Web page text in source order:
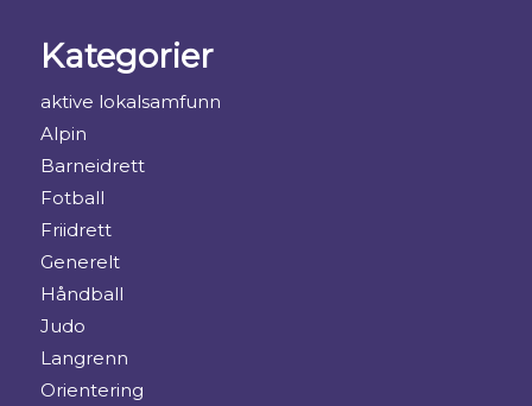
Kategorier
aktive lokalsamfunn
Alpin
Barneidrett
Fotball
Friidrett
Generelt
Håndball
Judo
Langrenn
Orientering